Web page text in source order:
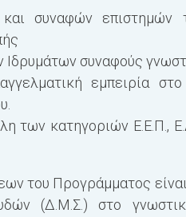
και συναφών επιστημών
συναφούς
εμπειρία
των κατηγοριών Ε.Ε.Π.,
του Προγράμματος
(Δ.Μ.Σ.) στο